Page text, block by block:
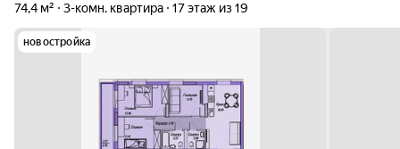
74,4 м² 3-комн. квартира 17 этаж из 19
новостройка